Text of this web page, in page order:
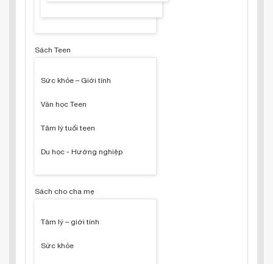
Sách Teen
Sức khỏe – Giới tính
Văn học Teen
Tâm lý tuổi teen
Du học - Hướng nghiệp
Sách cho cha mẹ
Tâm lý – giới tính
Sức khỏe